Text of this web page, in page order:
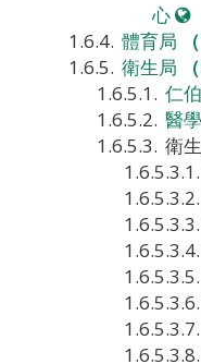
心
網
體育局
衛生局
仁
醫
衛